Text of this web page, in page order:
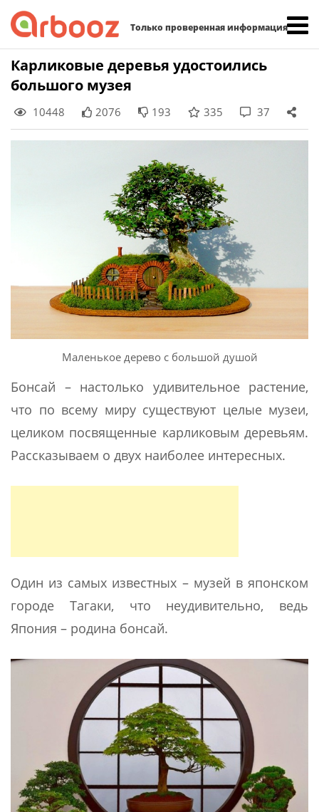
Только проверенная информация
Skip
to
Карликовые деревья удостоились
большого музея
10448 2076 193 335 37
Маленькое дерево с большой душой
Бонсай – настолько удивительное растение,
что по всему миру существуют целые музеи,
целиком посвященные карликовым деревьям.
Рассказываем о двух наиболее интересных.
Один из самых известных – музей в японском
городе Тагаки, что неудивительно, ведь
Япония – родина бонсай.
Найти: